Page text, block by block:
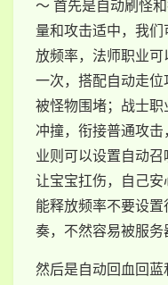
～ 首先是自动刷怪
量和攻击适中，我
放频率，法师职业
一次，搭配自动走
被怪物围堵；战士
冲撞，衔接普通攻
业则可以设置自动召
让宝宝扛伤，自己
能释放频率不要设
奏，不然容易被服务
然后是自动回血回